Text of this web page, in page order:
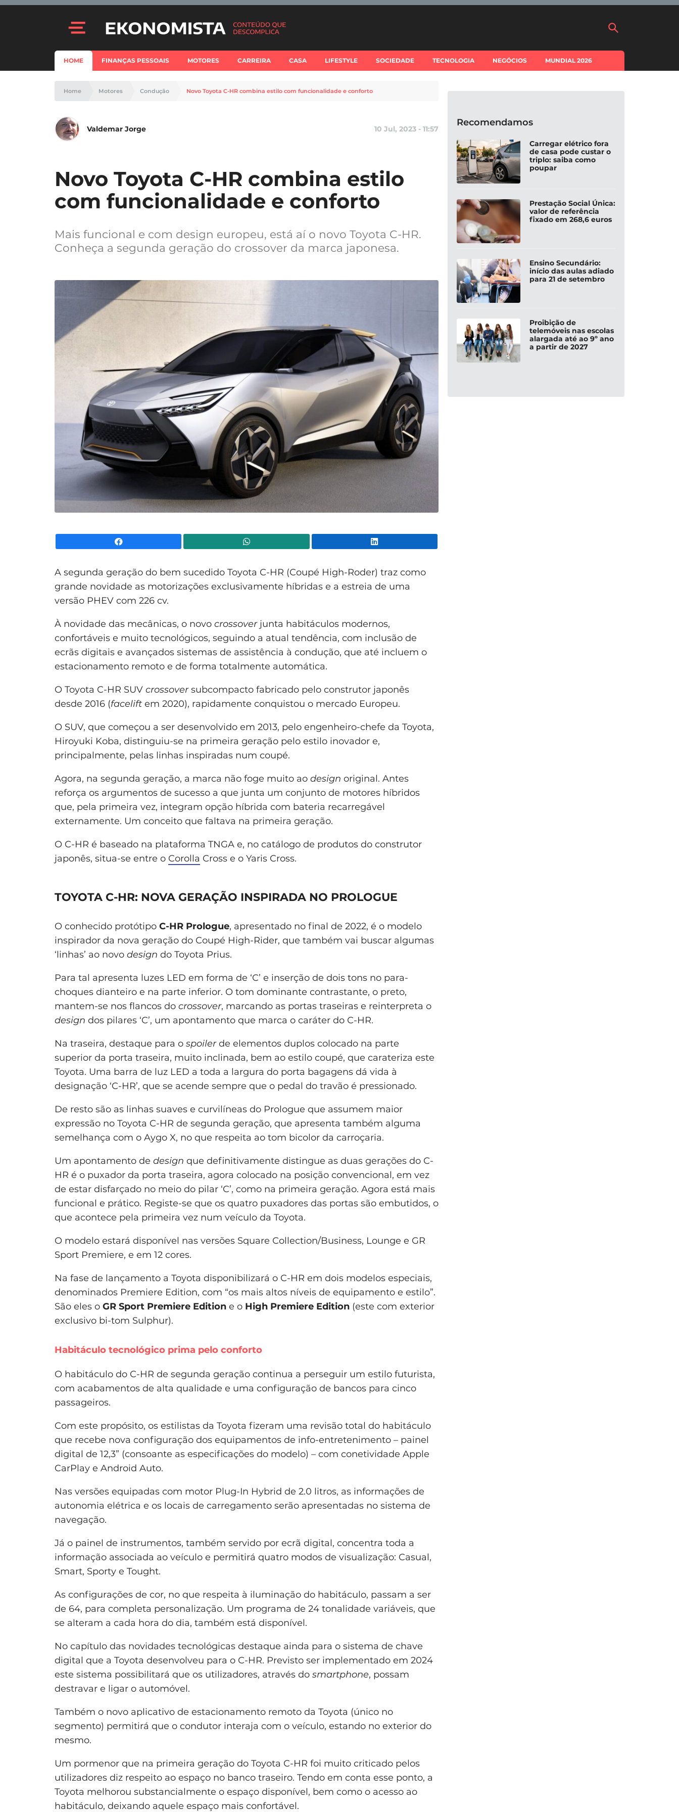
HOME FINANÇAS PESSOAIS MOTORES CARREIRA CASA LIFESTYLE SOCIEDADE TECNOLOGIA NEGÓCIOS MUNDIAL 2026
Home Motores Condução Novo Toyota C-HR combina estilo com funcionalidade e conforto
Valdemar Jorge 10 Jul, 2023 - 11:57
Novo Toyota C-HR combina estilo
com funcionalidade e conforto
Mais funcional e com design europeu, está aí o novo Toyota C-HR.
Conheça a segunda geração do crossover da marca japonesa.
A segunda geração do bem sucedido Toyota C-HR (Coupé High-Roder) traz como
grande novidade as motorizações exclusivamente híbridas e a estreia de uma
versão PHEV com 226 cv.
À novidade das mecânicas, o novo crossoverjunta habitáculos modernos,
confortáveis e muito tecnológicos, seguindo a atual tendência, com inclusão de
ecrãs digitais e avançados sistemas de assistência à condução, que até incluem o
estacionamento remoto e de forma totalmente automática.
O Toyota C-HR SUV crossoversubcompacto fabricado pelo construtor japonês
desde 2016 (facelift em 2020), rapidamente conquistou o mercado Europeu.
O SUV, que começou a ser desenvolvido em 2013, pelo engenheiro-chefe da Toyota,
Hiroyuki Koba, distinguiu-se na primeira geração pelo estilo inovador e,
principalmente, pelas linhas inspiradas num coupé.
Agora, na segunda geração, a marca não foge muito ao design original. Antes
reforça os argumentos de sucesso a que junta um conjunto de motores híbridos
que, pela primeira vez, integram opção híbrida com bateria recarregável
externamente. Um conceito que faltava na primeira geração.
O C-HR é baseado na plataforma TNGA e, no catálogo de produtos do construtor
japonês, situa-se entre o Corolla Cross e o Yaris Cross.
TOYOTA C-HR: NOVA GERAÇÃO INSPIRADA NO PROLOGUE
O conhecido protótipo C-HR Prologue, apresentado no final de 2022, é o modelo
inspirador da nova geração do Coupé High-Rider, que também vai buscar algumas
‘linhas’ ao novo design do Toyota Prius.
Para tal apresenta luzes LED em forma de ‘C’ e inserção de dois tons no para-
choques dianteiro e na parte inferior. O tom dominante contrastante, o preto,
mantem-se nos flancos do crossover, marcando as portas traseiras e reinterpreta o
design dos pilares ‘C’, um apontamento que marca o caráter do C-HR.
Na traseira, destaque para o spoilerde elementos duplos colocado na parte
superior da porta traseira, muito inclinada, bem ao estilo coupé, que carateriza este
Toyota. Uma barra de luz LED a toda a largura do porta bagagens dá vida à
designação ‘C-HR’, que se acende sempre que o pedal do travão é pressionado.
De resto são as linhas suaves e curvilíneas do Prologue que assumem maior
expressão no Toyota C-HR de segunda geração, que apresenta também alguma
semelhança com o Aygo X, no que respeita ao tom bicolor da carroçaria.
Um apontamento de design que definitivamente distingue as duas gerações do C-
HR é o puxador da porta traseira, agora colocado na posição convencional, em vez
de estar disfarçado no meio do pilar ‘C’, como na primeira geração. Agora está mais
funcional e prático. Registe-se que os quatro puxadores das portas são embutidos, o
que acontece pela primeira vez num veículo da Toyota.
O modelo estará disponível nas versões Square Collection/Business, Lounge e GR
Sport Premiere, e em 12 cores.
Na fase de lançamento a Toyota disponibilizará o C-HR em dois modelos especiais,
denominados Premiere Edition, com “os mais altos níveis de equipamento e estilo”.
São eles o GR Sport Premiere Edition e o High Premiere Edition (este com exterior
exclusivo bi-tom Sulphur).
Habitáculo tecnológico prima pelo conforto
O habitáculo do C-HR de segunda geração continua a perseguir um estilo futurista,
com acabamentos de alta qualidade e uma configuração de bancos para cinco
passageiros.
Com este propósito, os estilistas da Toyota fizeram uma revisão total do habitáculo
que recebe nova configuração dos equipamentos de info-entretenimento – painel
digital de 12,3” (consoante as especificações do modelo) – com conetividade Apple
CarPlay e Android Auto.
Nas versões equipadas com motor Plug-In Hybrid de 2.0 litros, as informações de
autonomia elétrica e os locais de carregamento serão apresentadas no sistema de
navegação.
Já o painel de instrumentos, também servido por ecrã digital, concentra toda a
informação associada ao veículo e permitirá quatro modos de visualização: Casual,
Smart, Sporty e Tought.
As configurações de cor, no que respeita à iluminação do habitáculo, passam a ser
de 64, para completa personalização. Um programa de 24 tonalidade variáveis, que
se alteram a cada hora do dia, também está disponível.
No capítulo das novidades tecnológicas destaque ainda para o sistema de chave
digital que a Toyota desenvolveu para o C-HR. Previsto ser implementado em 2024
este sistema possibilitará que os utilizadores, através do smartphone, possam
destravar e ligar o automóvel.
Também o novo aplicativo de estacionamento remoto da Toyota (único no
segmento) permitirá que o condutor interaja com o veículo, estando no exterior do
mesmo.
Um pormenor que na primeira geração do Toyota C-HR foi muito criticado pelos
utilizadores diz respeito ao espaço no banco traseiro. Tendo em conta esse ponto, a
Toyota melhorou substancialmente o espaço disponível, bem como o acesso ao
habitáculo, deixando aquele espaço mais confortável.
Recomendamos
Carregar elétrico fora
de casa pode custar o
triplo: saiba como
poupar
Prestação Social Única:
valor de referência
fixado em 268,6 euros
Ensino Secundário:
início das aulas adiado
para 21 de setembro
Proibição de
telemóveis nas escolas
alargada até ao 9º ano
a partir de 2027